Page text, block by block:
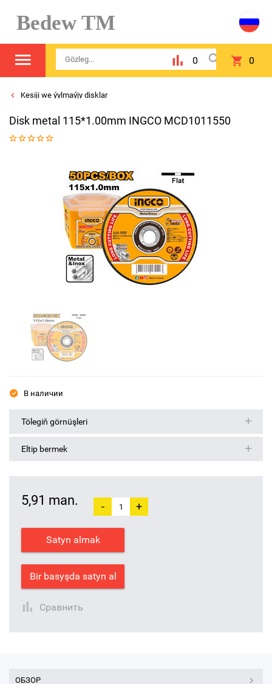
Bedew TM
0 0
Kesiji we ýylmaýjy disklar
Disk metal 115*1.00mm INGCO MCD1011550
В наличии
Tölegiň görnüşleri
Eltip bermek
5,91 man. - +
Satyn almak
Bir basyşda satyn al
Сравнить
ОБЗОР